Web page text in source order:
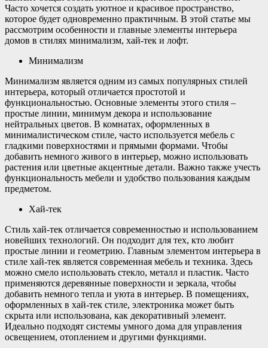
Часто хочется создать уютное и красивое пространство,
которое будет одновременно практичным. В этой статье мы
рассмотрим особенности и главные элементы интерьера
домов в стилях минимализм, хай-тек и лофт.
Минимализм
Минимализм является одним из самых популярных стилей
интерьера, который отличается простотой и
функциональностью. Основные элементы этого стиля –
простые линии, минимум декора и использование
нейтральных цветов. В комнатах, оформленных в
минималистическом стиле, часто используется мебель с
гладкими поверхностями и прямыми формами. Чтобы
добавить немного живого в интерьер, можно использовать
растения или цветные акцентные детали. Важно также учесть
функциональность мебели и удобство пользования каждым
предметом.
Хай-тек
Стиль хай-тек отличается современностью и использованием
новейших технологий. Он подходит для тех, кто любит
простые линии и геометрию. Главным элементом интерьера в
стиле хай-тек является современная мебель и техника. Здесь
можно смело использовать стекло, металл и пластик. Часто
применяются деревянные поверхности и зеркала, чтобы
добавить немного тепла и уюта в интерьер. В помещениях,
оформленных в хай-тек стиле, электроника может быть
скрыта или использована, как декоративный элемент.
Идеально подходят системы умного дома для управления
освещением, отоплением и другими функциями.